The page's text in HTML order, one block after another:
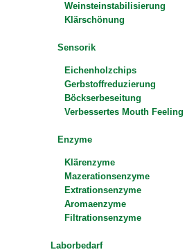
Weinsteinstabilisierung
Klärschönung
Sensorik
Eichenholzchips
Gerbstoffreduzierung
Böckserbeseitung
Verbessertes Mouth Feeling
Enzyme
Klärenzyme
Mazerationsenzyme
Extrationsenzyme
Aromaenzyme
Filtrationsenzyme
Laborbedarf